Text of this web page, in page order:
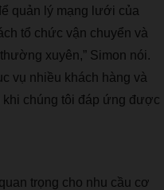
quản l ýmạng l ưới của
ch tổ chức vận chuyển và
ường xuyên,”Simon nói.
c vụ nhiều khách hàng và
khi chúng tôi đáp ứng được
trọng cho nhu cầu cơ